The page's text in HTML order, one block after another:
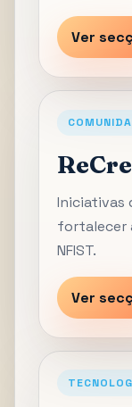
Ver
Iniciativas
fortalecer
NFIST.
Ver